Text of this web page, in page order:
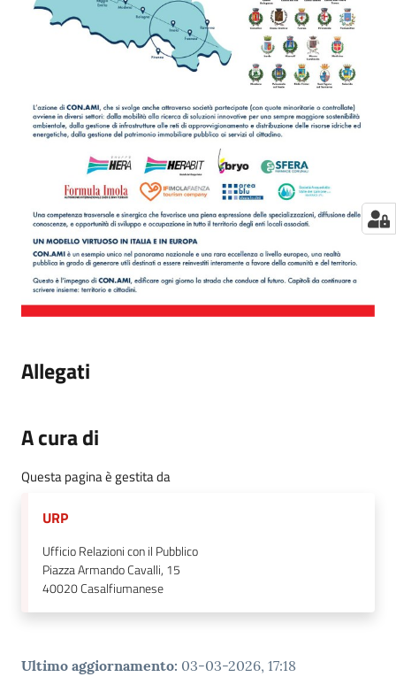
Allegati
A cura di
Questa pagina è gestita da
URP
Ufficio Relazioni con il Pubblico
Piazza Armando Cavalli, 15
40020Casalfiumanese
Ultimo aggiornamento: 03-03-2026, 17:18